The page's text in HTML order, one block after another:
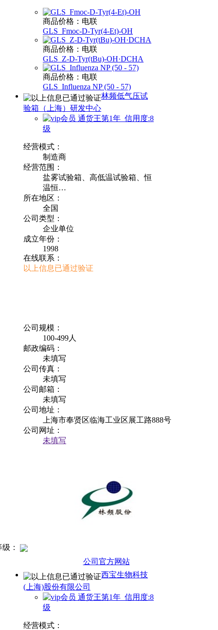
商品价格：电联
GLS_Fmoc-D-Tyr(4-Et)-OH
商品价格：电联
GLS_Z-D-Tyr(tBu)-OH·DCHA
商品价格：电联
GLS_Influenza NP (50 - 57)
林频低气压试
验箱（上海）研发中心
通货王第1年 信用度:8
级
经营模式：
制造商
经营范围：
盐雾试验箱、高低温试验箱、恒
温恒…
所在地区：
全国
公司类型：
企业单位
成立年份：
1998
在线联系：
以上信息已通过验证
公司规模：
100-499人
邮政编码：
未填写
公司传真：
未填写
公司邮箱：
未填写
公司地址：
上海市奉贤区临海工业区展工路888号
公司网址：
未填写
：
公司官方网站
西宝生物科技
(上海)股份有限公司
通货王第1年 信用度:8
级
经营模式：